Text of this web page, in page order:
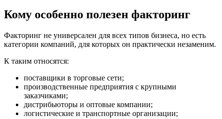
Кому особенно полезен факторинг
Факторинг не универсален для всех типов бизнеса, но есть
категории компаний, для которых он практически незаменим.
К таким относятся:
поставщики в торговые сети;
производственные предприятия с крупными
заказчиками;
дистрибьюторы и оптовые компании;
логистические и транспортные организации;